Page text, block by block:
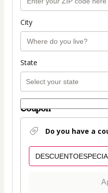
City
State
Coupon
Do you have a